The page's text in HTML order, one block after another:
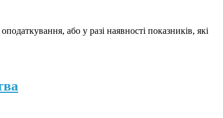
або у разі наявності показників, які